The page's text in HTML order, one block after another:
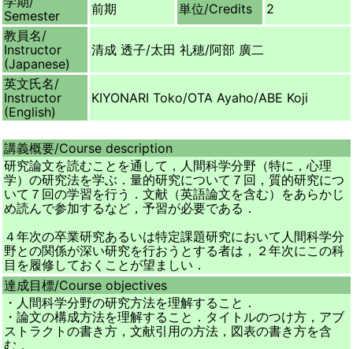
Semester
前期 単位/Credits
2
教員名/
Instructor
(Japanese)
清成 透子/太田 礼穂/阿部 廣二
英文氏名/
Instructor
(English)
KIYONARI Toko/OTA Ayaho/ABE Koji
講義概要/Course description
研究論文を読むことを通して，人間科学分野（特に，心理
学）の研究法を学ぶ．量的研究について７回，質的研究につ
いて７回の学習を行う．文献（英語論文を含む）をあらかじ
め読んで参加するなど，予習が必要である．
４年次の卒業研究あるいは特定課題研究において人間科学分
野との関係が深い研究を行おうとする者は，２年次にこの科
目を履修しておくことが望ましい．
達成目標/Course objectives
・人間科学分野の研究方法を理解すること．
・論文の構成方法を理解すること．タイトルのつけ方，アブ
ストラクトの書き方，文献引用の方法，図表の書き方を含
む．